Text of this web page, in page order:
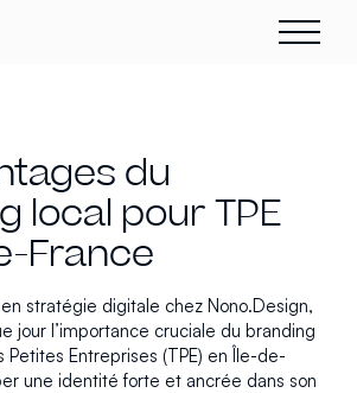
du
local pour TPE
France
stratégie digitale chez Nono.Design,
jour l’importance cruciale du branding
Petites Entreprises (TPE) en Île-de-
une identité forte et ancrée dans son